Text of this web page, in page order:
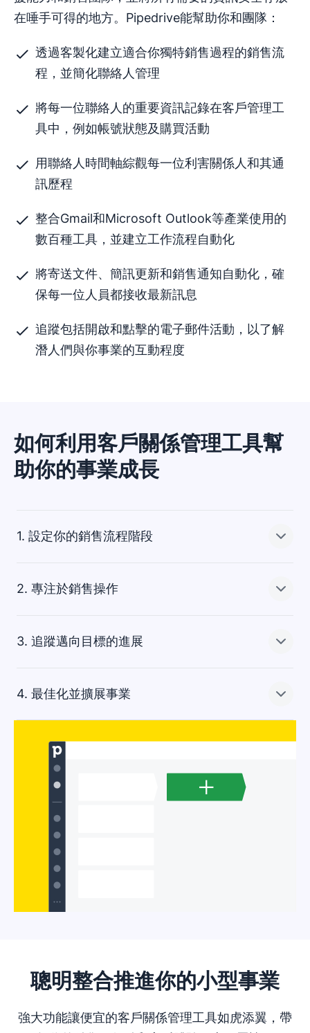
在唾手可得的地方。Pipedrive能幫助你和團隊：
透過客製化建立適合你獨特銷售過程的銷售流
程，並簡化聯絡人管理
將每一位聯絡人的重要資訊記錄在客戶管理工
具中，例如帳號狀態及購買活動
用聯絡人時間軸綜觀每一位利害關係人和其通
訊歷程
整合Gmail和Microsoft Outlook等產業使用的
數百種工具，並建立工作流程自動化
將寄送文件、簡訊更新和銷售通知自動化，確
保每一位人員都接收最新訊息
追蹤包括開啟和點擊的電子郵件活動，以了解
潛人們與你事業的互動程度
如何利用客戶關係管理工具幫
助你的事業成長
1. 設定你的銷售流程階段
你事業模式重要的接觸點。
好、可以輕鬆安放進銷售流程的範本中選用。接下來就只
要用潛在客戶填滿漏斗就好。
2. 專注於銷售操作
理工具，將銷售工作中的重複性人工作業自動化。
安排好需要的事情後，
操作到期的時
間及下一步該做什麼。Pipedrive會顯示潛在客戶在漏斗中
的位置，包括他們在各階段轉換的可能性，讓你進行每一
項活動時都能掌握脈絡。
3. 追蹤邁向目標的進展
。
計算平均轉換率，幫助你設定目標，然後檢視即時報告來
評估你是否走在達成目標的正確途徑上。有了詳細的洞察
4. 最佳化並擴展事業
別再瞎猜了，用
而不是藝術。了解成果之後，就能做出有意義的決策幫助
聰明整合推進你的小型事業
強大功能讓便宜的客戶關係管理工具如虎添翼，帶